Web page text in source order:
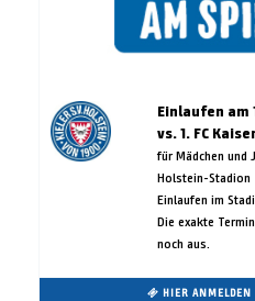
Einlaufen am
vs. 1. FC
für Mädchen und
Holstein-Stadion
Einlaufen im
Die exakte
noch aus.
HIER ANMELDEN